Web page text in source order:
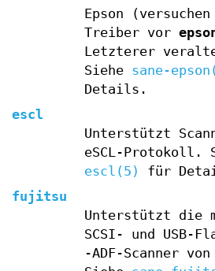
Epson
Treiber vor
Letzterer
Siehe sane-
Details.
escl
Unterstützt
eSCL-Protokoll.
escl(5)
für
fujitsu
Unterstützt die
SCSI- und USB-
-ADF-Scanner